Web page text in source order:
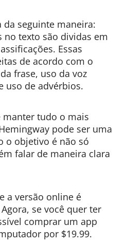
da seguinte maneira:
no texto são dividas em
Essas
de acordo com o
frase, uso da voz
uso de advérbios.
manter tudo o mais
pode ser uma
o objetivo é não só
falar de maneira clara
a versão online é
se você quer ter
comprar um app
por $19.99.